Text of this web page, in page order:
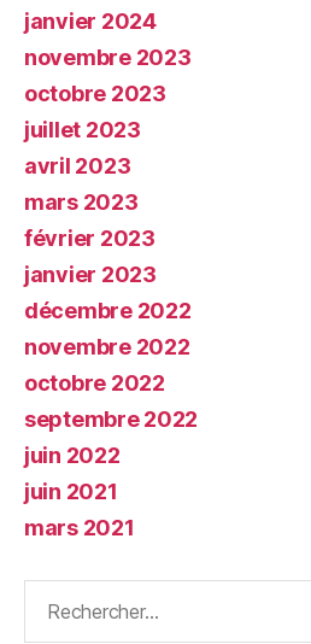
janvier 2024
novembre 2023
octobre 2023
juillet 2023
avril 2023
mars 2023
février 2023
janvier 2023
décembre 2022
novembre 2022
octobre 2022
septembre 2022
juin 2022
juin 2021
mars 2021